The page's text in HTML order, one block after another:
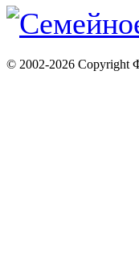
© 2002-2026 Copyright